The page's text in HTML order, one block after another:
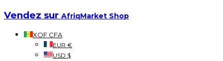
Vendez sur AfriqMarket Shop
XOF CFA
EUR €
USD $